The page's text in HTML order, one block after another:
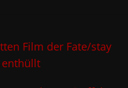
Film der Fate/stay
enthüllt